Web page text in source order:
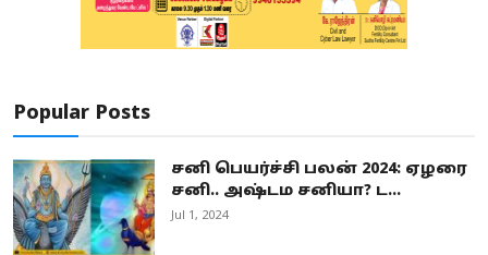
Popular Posts
சனி பெயர்ச்சி பலன் 2024: ஏழரை
சனி.. அஷ்டம சனியா? ட...
Jul 1, 2024